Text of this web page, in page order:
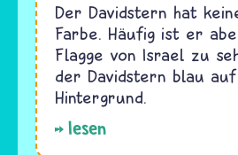
Der Davidstern hat
Farbe. Häufig ist er
Flagge von Israel zu
der Davidstern blau
Hintergrund.
lesen